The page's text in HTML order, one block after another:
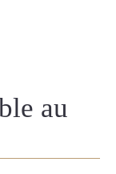
au